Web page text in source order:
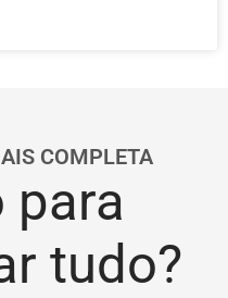
COMPLETA
para
tudo?